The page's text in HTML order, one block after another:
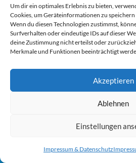
Um dir ein optimales Erlebnis zu bieten,
Cookies, um Geräteinformationen zu
Wenn du diesen Technologien zustimmst,
Surfverhalten oder eindeutige IDs auf dieser
deine Zustimmung nicht erteilst oder
Merkmale und Funktionen beeinträchtigt
Akzeptieren
Ablehnen
Einstellungen
Impressum & Datenschutz
JUNGS & STYLE
KINDERBUCH
KÖRPER & SEELE
MÄRCHEN
REISEN & ENTDECKEN
SACHBUCH
Sie können die Erfassung Ihrer
verhindern, indem Sie auf folgenden
Opt-Out-Cookie gesetzt, der die
Analytics deaktivieren:Hier klicken